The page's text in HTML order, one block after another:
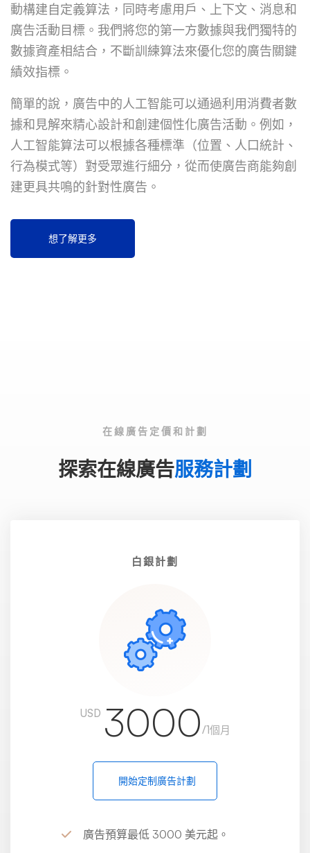
動構建自定義算法，同時考慮用戶、上下文、消息和
廣告活動目標。我們將您的第一方數據與我們獨特的
數據資產相結合，不斷訓練算法來優化您的廣告關鍵
績效指標。
簡單的說，廣告中的人工智能可以通過利用消費者數
據和見解來精心設計和創建個性化廣告活動。例如，
人工智能算法可以根據各種標準（位置、人口統計、
行為模式等）對受眾進行細分，從而使廣告商能夠創
建更具共鳴的針對性廣告。
想了解更多
在線廣告定價和計劃
探索在線廣告服務計劃
白銀計劃
USD 3000/1個月
開始定制廣告計劃
廣告預算最低 3000 美元起。